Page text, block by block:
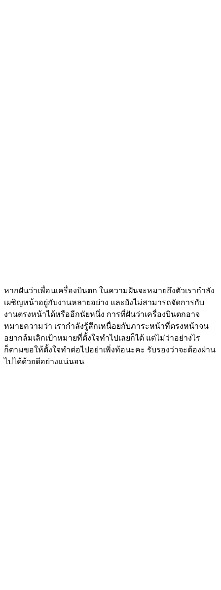
หากฝันว่าเพื่อนเครื่องบินตก ในความฝันจะหมายถึงตัวเรากำลัง
เผชิญหน้าอยู่กับงานหลายอย่าง และยังไม่สามารถจัดการกับ
งานตรงหน้าได้หรืออีกนัยหนึ่ง การที่ฝันว่าเครื่องบินตกอาจ
หมายความว่า เรากำลังรู้สึกเหนื่อยกับภาระหน้าที่ตรงหน้าจน
อยากล้มเลิกเป้าหมายที่ตั้งใจทำไปเลยก็ได้ แต่ไม่ว่าอย่างไร
ก็ตามขอให้ตั้งใจทำต่อไปอย่าเพิ่งท้อนะคะ รับรองว่าจะต้องผ่าน
ไปได้ด้วยดีอย่างแน่นอน